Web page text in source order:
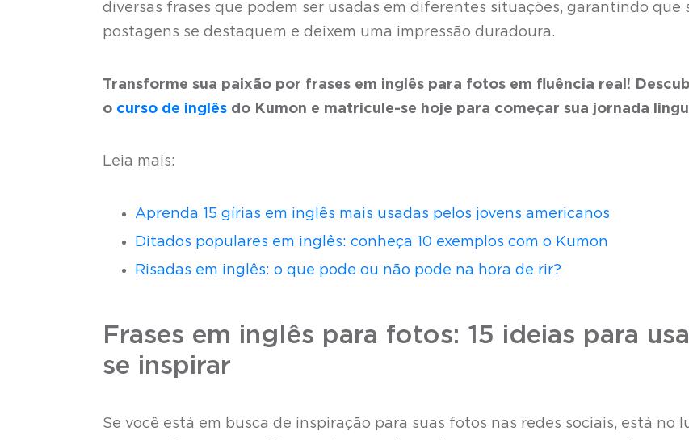
diversas frases que podem ser usadas em diferentes situações, garantindo que
postagens se destaquem e deixem uma impressão duradoura.
Transforme sua paixão por frases em inglês para fotos em fluência real!
o curso de inglês do Kumon e matricule-se hoje para começar sua jornada
Leia mais:
Aprenda 15 gírias em inglês mais usadas pelos jovens americanos
Ditados populares em inglês: conheça 10 exemplos com o Kumon
Risadas em inglês: o que pode ou não pode na hora de rir?
Frases em inglês para fotos: 15 ideias para
se inspirar
Se você está em busca de inspiração para suas fotos nas redes sociais, está no